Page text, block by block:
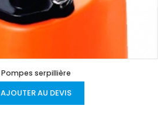
Pompes serpillière
AJOUTER AU DEVIS